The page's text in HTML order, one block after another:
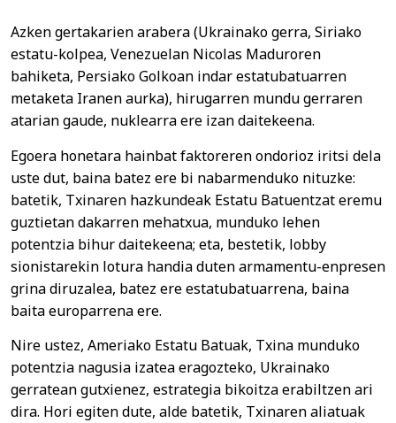
Azken gertakarien arabera (Ukrainako gerra, Siriako
estatu-kolpea, Venezuelan Nicolas Maduroren
bahiketa, Persiako Golkoan indar estatubatuarren
metaketa Iranen aurka), hirugarren mundu gerraren
atarian gaude, nuklearra ere izan daitekeena.
Egoera honetara hainbat faktoreren ondorioz iritsi dela
uste dut, baina batez ere bi nabarmenduko nituzke:
batetik, Txinaren hazkundeak Estatu Batuentzat eremu
guztietan dakarren mehatxua, munduko lehen
potentzia bihur daitekeena; eta, bestetik, lobby
sionistarekin lotura handia duten armamentu-enpresen
grina diruzalea, batez ere estatubatuarrena, baina
baita europarrena ere.
Nire ustez, Ameriako Estatu Batuak, Txina munduko
potentzia nagusia izatea eragozteko, Ukrainako
gerratean gutxienez, estrategia bikoitza erabiltzen ari
dira. Hori egiten dute, alde batetik, Txinaren aliatuak